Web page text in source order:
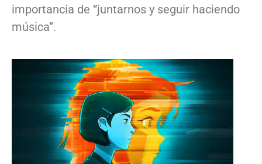
importancia de “juntarnos y seguir haciendo
música”.